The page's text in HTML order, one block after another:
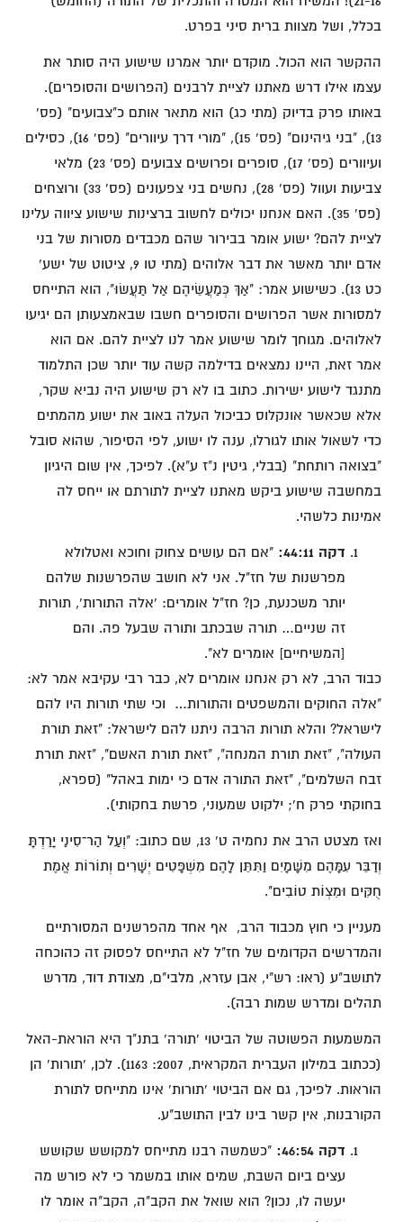
בכלל, ושל מצוות ברית סיני בפרט.
ההקשר הוא הכול. מוקדם יותר אמרנו שישוע היה סותר את
עצמו אילו דרש מאתנו לציית לרבנים (הפרושים והסופרים).
באותו פרק בדיוק (מתי כג) הוא מתאר אותם כ"צבועים" (פס'
13), "בני גיהינום" (פס' 15), "מורי דרך עיוורים" (פס' 16), כסילים
ועיוורים (פס' 17), סופרים ופרושים צבועים (פס' 23) מלאי
צביעות ועוול (פס' 28), נחשים בני צפעונים (פס' 33) ורוצחים
(פס' 35). האם אנחנו יכולים לחשוב ברצינות שישוע ציווה עלינו
לציית להם? ישוע אומר בבירור שהם מכבדים מסורות של בני
אדם יותר מאשר את דבר אלוהים (מתי טו 9, ציטוט של ישע'
כט 13). כשישוע אמר: "אַךְ כְּמַעֲשֵׂיהֶם אַל תַּעֲשׂוּ", הוא התייחס
למסורות אשר הפרושים והסופרים חשבו שבאמצעותן הם יגיעו
לאלוהים. מגוחך לומר שישוע אמר לנו לציית להם. אם הוא
אמר זאת, היינו נמצאים בדילמה קשה עוד יותר שכן התלמוד
מתנגד לישוע ישירות. כתוב בו לא רק שישוע היה נביא שקר,
אלא שכאשר אונקלוס כביכול העלה באוב את ישוע מהמתים
כדי לשאול אותו לגורלו, ענה לו ישוע, לפי הסיפור, שהוא סובל
"בצואה רותחת" (בבלי, גיטין נ"ז ע"א). לפיכך, אין שום היגיון
במחשבה שישוע ביקש מאתנו לציית לתורתם או ייחס לה
אמינות כלשהי.
דקה 44:11:
"אם הם עושים צחוק וחוכא ואטלולא
מפרשנות של חז"ל. אני לא חושב שהפרשנות שלהם
יותר משכנעת, כן? חז"ל אומרים: 'אלה התורות', תורות
זה שניים… תורה שבכתב ותורה שבעל פה. והם
[המשיחיים] אומרים לא".
כבוד הרב, לא רק אנחנו אומרים לא, כבר רבי עקיבא אמר לא:
"אלה החוקים והמשפטים והתורות… וכי שתי תורות היו להם
לישראל? והלא תורות הרבה ניתנו להם לישראל: "זאת תורת
העולה", "זאת תורת המנחה", "זאת תורת האשם", "זאת תורת
זבח השלמים", "זאת התורה אדם כי ימות באהל" (ספרא,
בחוקתי פרק ח'; ילקוט שמעוני, פרשת בחקותי).
ואז מצטט הרב את נחמיה ט' 13, שם כתוב: "וְעַל הַר־סִינַי יָרַדְתָּ
וְדַבֵּר עִמָּהֶם מִשָּׁמָיִם וַתִּתֵּן לָהֶם מִשְׁפָּטִים יְשָׁרִים וְתוֹרוֹת אֱמֶת
חֻקִּים וּמִצְוֹת טוֹבִים".
מעניין כי חוץ מכבוד הרב, אף אחד מהפרשנים המסורתיים
והמדרשים הקדומים של חז"ל לא התייחס לפסוק זה כהוכחה
לתושב"ע (ראו: רש"י, אבן עזרא, מלבי"ם, מצודת דוד, מדרש
תהלים ומדרש שמות רבה).
המשמעות הפשוטה של הביטוי 'תורה' בתנ"ך היא הוראת-האל
(ככתוב במילון העברית המקראית, 2007: 1163). לכן, 'תורות' הן
הוראות. לפיכך, גם אם הביטוי 'תורות' אינו מתייחס לתורת
הקורבנות, אין קשר בינו לבין התושב"ע.
דקה 46:54:
"כשמשה רבנו מתייחס למקושש שקושש
עצים ביום השבת, שמים אותו במשמר כי לא פורש מה
יעשה לו, נכון? הוא שואל את הקב"ה, הקב"ה אומר לו